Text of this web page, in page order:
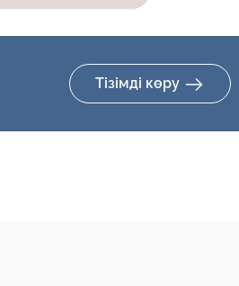
Тізімді көру